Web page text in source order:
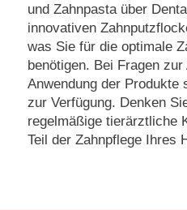
und Zahnpasta über
innovativen
was Sie für die optimale
benötigen. Bei Fragen
Anwendung der Produkte
zur Verfügung. Denken
regelmäßige tierärztliche
Teil der Zahnpflege Ihres